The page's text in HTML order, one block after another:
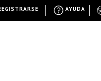
AYUDA